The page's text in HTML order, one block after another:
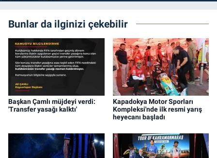
Bunlar da ilginizi çekebilir
Başkan Çamlı müjdeyi verdi:
'Transfer yasağı kalktı'
Kapadokya Motor Sporları
Kompleksi'nde ilk resmi yarış
heyecanı başladı